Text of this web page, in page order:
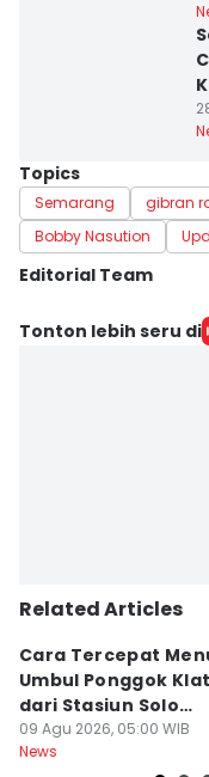
Topics
Semarang gibran
Bobby Nasution
Editorial Team
Editor
Tonton lebih seru di
Related Articles
Cara Tercepat
Umbul Ponggok
dari Stasiun Solo
Balapan di Surakarta
09 Agu 2026, 05:00 WIB
News